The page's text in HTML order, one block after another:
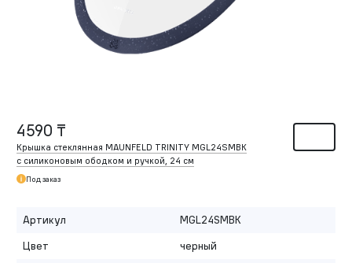
4590 ₸
Крышка стеклянная MAUNFELD TRINITY MGL24SMBK
с силиконовым ободком и ручкой, 24 см
Под заказ
Артикул
MGL24SMBK
Цвет
черный